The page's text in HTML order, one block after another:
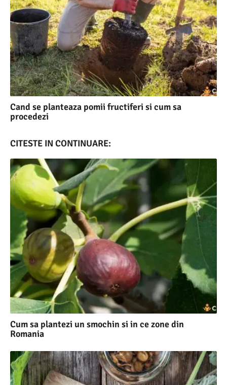
Cand se planteaza pomii fructiferi si cum sa
procedezi
CITESTE IN CONTINUARE:
Cum sa plantezi un smochin si in ce zone din
Romania